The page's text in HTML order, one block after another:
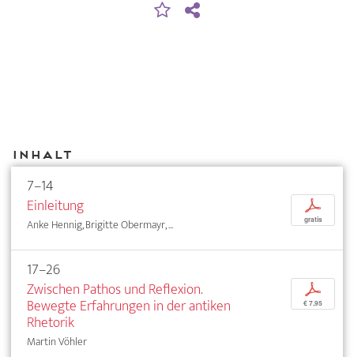
Inhalt
7–14
Einleitung
Anke Hennig, Brigitte Obermayr, ...
p
gratis
17–26
Zwischen Pathos und Reflexion.
Bewegte Erfahrungen in der antiken
Rhetorik
Martin Vöhler
p
€ 7,95